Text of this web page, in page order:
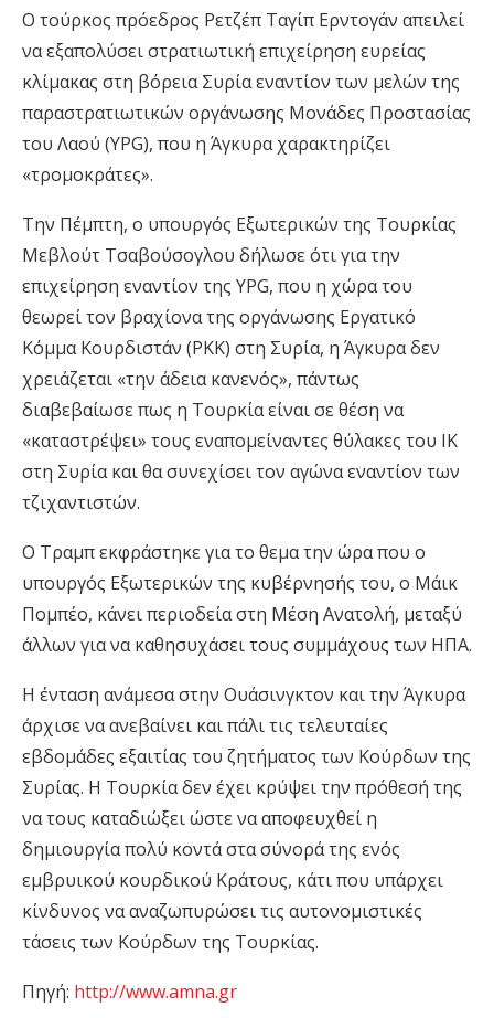
Ο τούρκος πρόεδρος Ρετζέπ Ταγίπ Ερντογάν απειλεί
να εξαπολύσει στρατιωτική επιχείρηση ευρείας
κλίμακας στη βόρεια Συρία εναντίον των μελών της
παραστρατιωτικών οργάνωσης Μονάδες Προστασίας
του Λαού (YPG), που η Άγκυρα χαρακτηρίζει
«τρομοκράτες».
Την Πέμπτη, ο υπουργός Εξωτερικών της Τουρκίας
Μεβλούτ Τσαβούσογλου δήλωσε ότι για την
επιχείρηση εναντίον της YPG, που η χώρα του
θεωρεί τον βραχίονα της οργάνωσης Εργατικό
Κόμμα Κουρδιστάν (PKK) στη Συρία, η Άγκυρα δεν
χρειάζεται «την άδεια κανενός», πάντως
διαβεβαίωσε πως η Τουρκία είναι σε θέση να
«καταστρέψει» τους εναπομείναντες θύλακες του ΙΚ
στη Συρία και θα συνεχίσει τον αγώνα εναντίον των
τζιχαντιστών.
Ο Τραμπ εκφράστηκε για το θεμα την ώρα που ο
υπουργός Εξωτερικών της κυβέρνησής του, ο Μάικ
Πομπέο, κάνει περιοδεία στη Μέση Ανατολή, μεταξύ
άλλων για να καθησυχάσει τους συμμάχους των ΗΠΑ.
Η ένταση ανάμεσα στην Ουάσινγκτον και την Άγκυρα
άρχισε να ανεβαίνει και πάλι τις τελευταίες
εβδομάδες εξαιτίας του ζητήματος των Κούρδων της
Συρίας. Η Τουρκία δεν έχει κρύψει την πρόθεσή της
να τους καταδιώξει ώστε να αποφευχθεί η
δημιουργία πολύ κοντά στα σύνορά της ενός
εμβρυικού κουρδικού Κράτους, κάτι που υπάρχει
κίνδυνος να αναζωπυρώσει τις αυτονομιστικές
τάσεις των Κούρδων της Τουρκίας.
Πηγή: http://www.amna.gr